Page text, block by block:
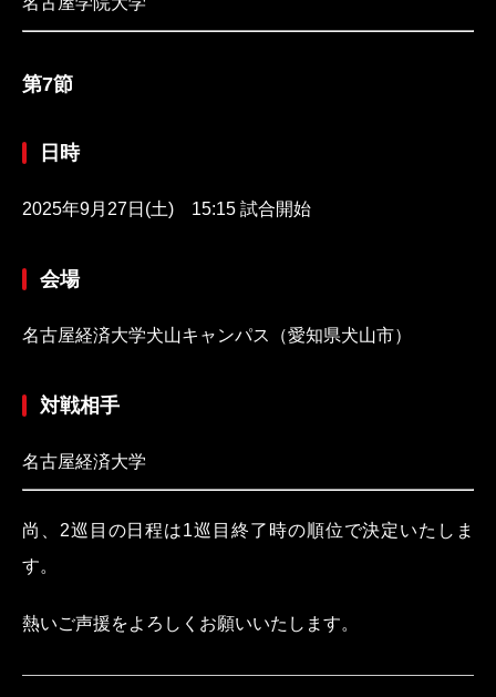
第7節
日時
2025年9月27日(土) 15:15 試合開始
会場
名古屋経済大学犬山キャンパス（愛知県犬山市）
対戦相手
名古屋経済大学
尚、2巡目の日程は1巡目終了時の順位で決定いたしま
す。
熱いご声援をよろしくお願いいたします。